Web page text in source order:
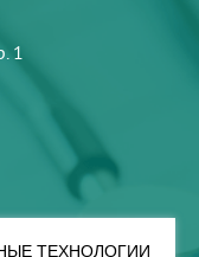
1
ТЕХНОЛОГИИ